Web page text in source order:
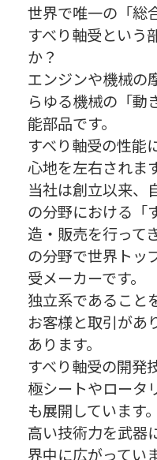
世界で唯一の「総
すべり軸受という
か？
エンジンや機械の
らゆる機械の「動
能部品です。
すべり軸受の性能
心地を左右されます
当社は創立以来、
の分野における「
造・販売を行って
の分野で世界トッ
受メーカーです。
独立系であること
お客様と取引があ
あります。
すべり軸受の開発
極シートやロータ
も展開しています。
高い技術力を武器
界中に広がってい